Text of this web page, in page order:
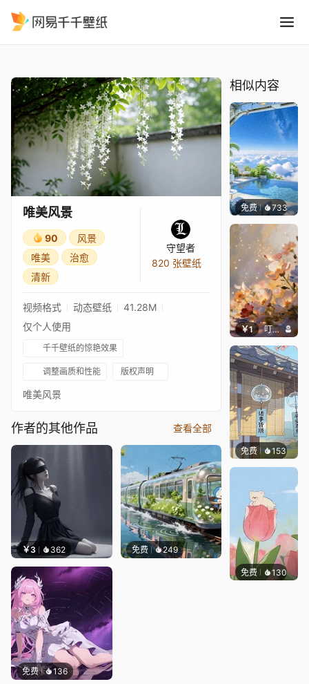
唯美风景
90
风景
唯美
治愈
清新
守望者
820 张壁纸
视频格式 动态壁纸
41.28M
仅个人使用
千千壁纸的惊艳效果
调整画质和性能 版权声明
唯美风景
作者的其他作品 查看全部
￥3 362 免费 249
免费 136
相似内容
免费 733豆子
￥1 叮叮当当
免费 153好看
免费 130好看